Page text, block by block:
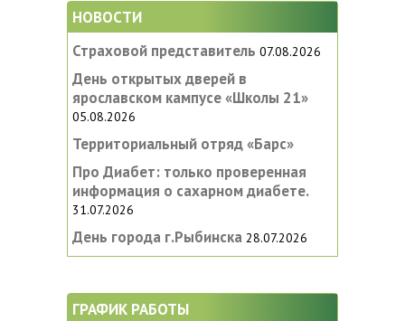
НОВОСТИ
Страховой представитель 07.08.2026
День открытых дверей в
ярославском кампусе «‎Школы 21»
05.08.2026
Территориальный отряд «Барс»
Про Диабет: только проверенная
информация о сахарном диабете.
31.07.2026
День города г.Рыбинска 28.07.2026
ГРАФИК РАБОТЫ